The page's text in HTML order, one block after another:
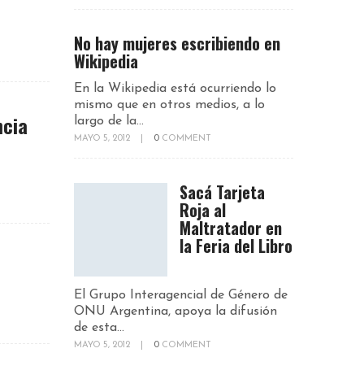
No hay mujeres escribiendo en
Wikipedia
En la Wikipedia está ocurriendo lo
mismo que en otros medios, a lo
largo de la...
MAYO 5, 2012 0 COMMENT
Sacá Tarjeta
Roja al
Maltratador en
la Feria del Libro
El Grupo Interagencial de Género de
ONU Argentina, apoya la difusión
de esta...
MAYO 5, 2012 0 COMMENT